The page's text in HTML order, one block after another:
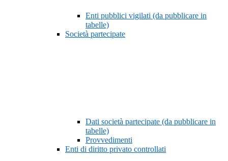
Enti pubblici vigilati (da pubblicare in
tabelle)
Società partecipate
Dati società partecipate (da pubblicare in
tabelle)
Provvedimenti
Enti di diritto privato controllati